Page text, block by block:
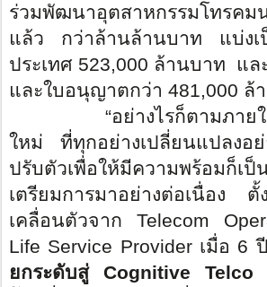
ร่วมพัฒนาอุตสาหกรรมโทรคม
แล้ว กว่าล้านล้านบาท แบ่งเ
ประเทศ 523,000 ล้านบาท แล
และใบอนุญาตกว่า 481,000 ล้
“อย่างไรก็ตามภายใต้
ใหม่ ที่ทุกอย่างเปลี่ยนแปลงอย่
ปรับตัวเพื่อให้มีความพร้อมก็เป็
เตรียมการมาอย่างต่อเนื่อง ตั้
เคลื่อนตัวจาก Telecom
Life Service Provider เมื่อ 6
ยกระดับสู่ Cognitive Telco